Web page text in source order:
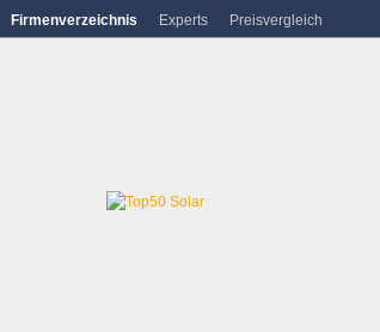
Firmenverzeichnis Experts Preisvergleich